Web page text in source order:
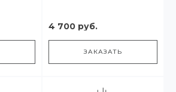
4 700 руб.
ЗАКАЗАТЬ